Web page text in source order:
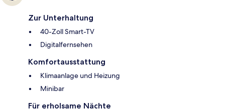
Zur Unterhaltung
40-Zoll Smart-TV
Digitalfernsehen
Komfortausstattung
Klimaanlage und Heizung
Minibar
Für erholsame Nächte